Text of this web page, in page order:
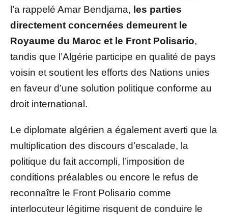
l’a rappelé Amar Bendjama, les parties
directement concernées demeurent le
Royaume du Maroc et le Front Polisario,
tandis que l’Algérie participe en qualité de pays
voisin et soutient les efforts des Nations unies
en faveur d’une solution politique conforme au
droit international.
Le diplomate algérien a également averti que la
multiplication des discours d’escalade, la
politique du fait accompli, l’imposition de
conditions préalables ou encore le refus de
reconnaître le Front Polisario comme
interlocuteur légitime risquent de conduire le